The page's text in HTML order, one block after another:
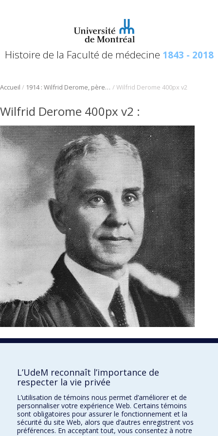
Histoire de la Faculté de médecine 1843 - 2018
Accueil / 1914 : Wilfrid Derome, père de la médecine légale au Québec /Wilfrid Derome 400px v2
Wilfrid Derome 400px v2 :
1850
L’UdeM reconnaît l’importance de
respecter la vie privée
L’utilisation de témoins nous permet d’améliorer et de
personnaliser votre expérience Web. Certains témoins
sont obligatoires pour assurer le fonctionnement et la
sécurité du site Web, alors que d’autres enregistrent vos
préférences. En acceptant tout, vous consentez à notre